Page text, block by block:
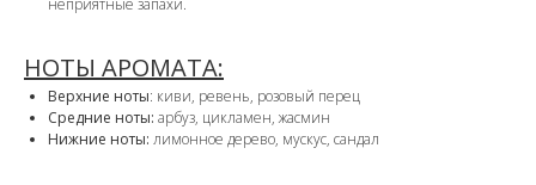
неприятные запахи.
НОТЫ АРОМАТА:
Верхние ноты: киви, ревень, розовый перец
Средние ноты: арбуз, цикламен, жасмин
Нижние ноты: лимонное дерево, мускус, сандал